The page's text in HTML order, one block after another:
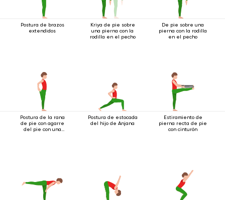
Postura de brazos
extendidos
Kriya de pie sobre
una pierna con la
rodilla en el pecho
De pie sobre una
pierna con la rodilla
en el pecho
Postura de la rana
de pie con agarre
del pie con una
Postura de estocada
del hijo de Anjana
Estiramiento de
pierna recta de pie
con cinturón